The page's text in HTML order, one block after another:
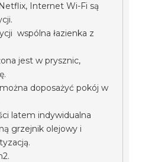
Internet Wi-Fi są
wspólna łazienka z
jest w prysznic,
doposażyć pokój w
latem indywidualna
grzejnik olejowy i